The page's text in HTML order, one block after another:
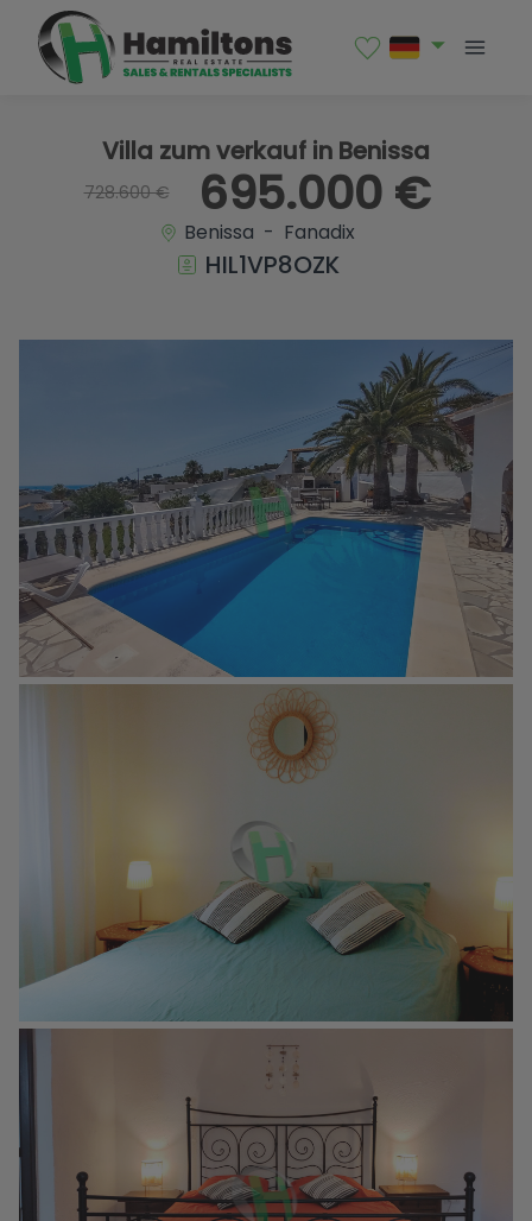
Villa zum verkauf in Benissa
728.600 € 695.000 €
Benissa - Fanadix
HIL1VP8OZK
1 / 29